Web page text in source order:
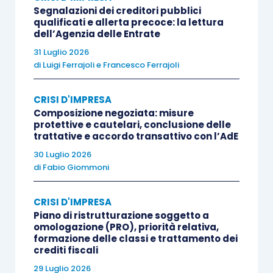
c) l’esistenza diesposizioni nei confronti delle
banche e degli altri intermediari finanziari
siano scadute da più di sessanta giorni o che
abbiano superato da almeno sessanta giorni il
limite degli affidamenti ottenuti in qualunque
forma purché rappresentino complessivamente
almeno il cinque per cento del totale delle
esposizioni;
debitorie nei confronti di Agenzia Entrate,
Agente per la Riscossione, Inps e Inail.
Segnalazioni dei creditori pubblici
qualificati e allerta precoce: la lettura
dell’Agenzia delle Entrate
31 Luglio 2026
di Luigi Ferrajolie Francesco Ferrajoli
CRISI D'IMPRESA
Composizione negoziata: misure
protettive e cautelari, conclusione delle
trattative e accordo transattivo con l’AdE
30 Luglio 2026
di Fabio Giommoni
CRISI D'IMPRESA
Piano di ristrutturazione soggetto a
omologazione (PRO), priorità relativa,
formazione delle classi e trattamento dei
crediti fiscali
29 Luglio 2026